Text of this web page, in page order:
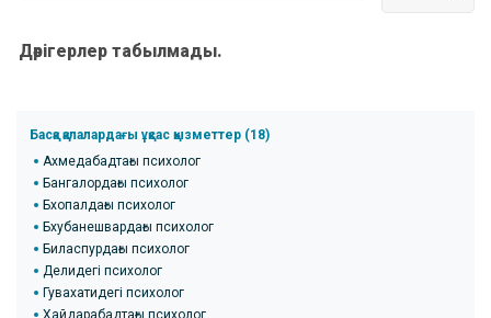
Дәрігерлер табылмады.
Басқа қалалардағы ұқсас қызметтер (18)
Ахмедабадтағы психолог
Бангалордағы психолог
Бхопалдағы психолог
Бхубанешвардағы психолог
Биласпурдағы психолог
Делидегі психолог
Гувахатидегі психолог
Хайдарабадтағы психолог